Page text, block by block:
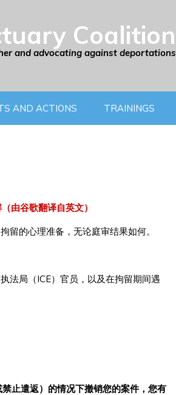
Coalition
and advocating against deportations
AND ACTIONS TRAININGS
由谷歌翻译自英文）
留的心理准备，无论庭审结果如何。
法局（ICE）官员，以及在拘留期间遇
止遣返）的情况下撤销您的案件，您有